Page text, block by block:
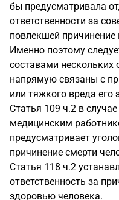
бы предусматривала
ответственности за
повлекшей
Именно поэтому
составами нескольких
напрямую связаны с
или тяжкого вреда его
Статья 109 ч.2 в
медицинским
предусматривает
причинение смерти
Статья 118 ч.2
ответственность за
здоровью человека.